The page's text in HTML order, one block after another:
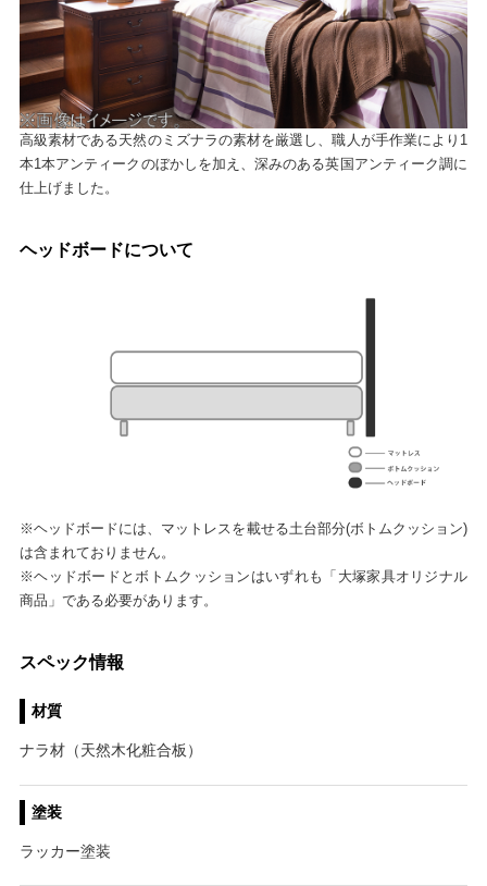
高級素材である天然のミズナラの素材を厳選し、職人が手作業により1
本1本アンティークのぼかしを加え、深みのある英国アンティーク調に
仕上げました。
ヘッドボードについて
※ヘッドボードには、マットレスを載せる土台部分(ボトムクッション)
は含まれておりません。
※ヘッドボードとボトムクッションはいずれも「大塚家具オリジナル
商品」である必要があります。
スペック情報
材質
ナラ材（天然木化粧合板）
塗装
ラッカー塗装